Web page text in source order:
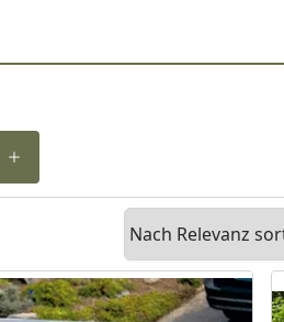
Sortieren